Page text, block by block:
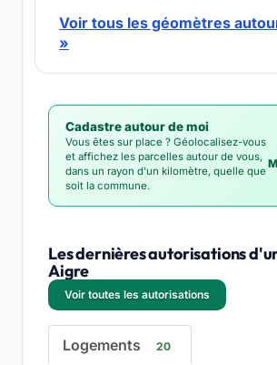
Voir tous les géomètres
»
Cadastre autour de moi
Vous êtes sur place ? Géolocalisez-vous
et affichez les parcelles autour de vous,
dans un rayon d'un kilomètre, quelle que
soit la commune.
Les dernières autorisations
Aigre
Voir toutes les autorisations
Logements 20